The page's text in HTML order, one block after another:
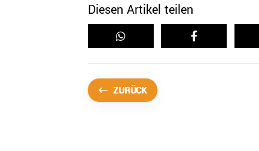
Diesen Artikel teilen
ZURÜCK